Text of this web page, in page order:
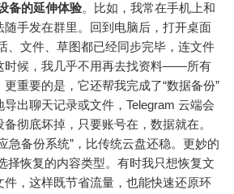
备的延伸体验。
比如，我常在手机上和
随手发在群里。回到电脑后，打开桌面
、文件、草图都已经同步完毕，连文件
时候，我几乎不用再去找资料——所有
重要的是，它还帮我完成了“数据备份”
出聊天记录或文件，Telegram 云端会
彻底坏掉，只要账号在，数据就在。
急备份系统”，比传统云盘还稳。更妙的
择恢复的内容类型。有时我只想恢复文
，这样既节省流量，也能快速还原环